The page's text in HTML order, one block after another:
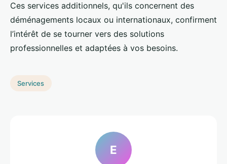
Ces services additionnels, qu'ils concernent des
déménagements locaux ou internationaux, confirment
l’intérêt de se tourner vers des solutions
professionnelles et adaptées à vos besoins.
Services
E